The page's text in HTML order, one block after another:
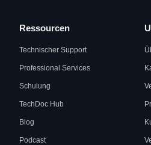
Ressourcen
Technischer Support
Professional Services
Schulung
TechDoc Hub
Blog
Podcast